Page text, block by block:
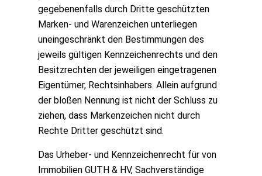
gegebenenfalls durch Dritte geschützten
Marken- und Warenzeichen unterliegen
uneingeschränkt den Bestimmungen des
jeweils gültigen Kennzeichenrechts und den
Besitzrechten der jeweiligen eingetragenen
Eigentümer, Rechtsinhabers. Allein aufgrund
der bloßen Nennung ist nicht der Schluss zu
ziehen, dass Markenzeichen nicht durch
Rechte Dritter geschützt sind.
Das Urheber- und Kennzeichenrecht für von
Immobilien GUTH & HV, Sachverständige